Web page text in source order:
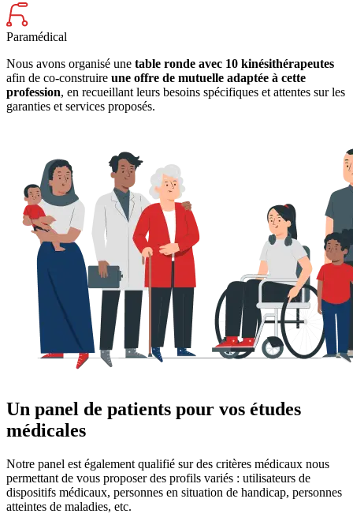
Paramédical
Nous avons organisé une table ronde avec 10 kinésithérapeutes
afin de co-construire une offre de mutuelle adaptée à cette
profession, en recueillant leurs besoins spécifiques et attentes sur les
garanties et services proposés.
Un panel de patients pour vos études
médicales
Notre panel est également qualifié sur des critères médicaux nous
permettant de vous proposer des profils variés : utilisateurs de
dispositifs médicaux, personnes en situation de handicap, personnes
atteintes de maladies, etc.